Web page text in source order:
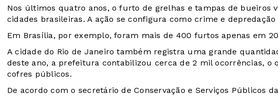
Nos últimos quatro anos, o furto de grelhas e tampas de bueiros
cidades brasileiras. A ação se configura como crime e
Em Brasília, por exemplo, foram mais de 400 furtos apenas em
A cidade do Rio de Janeiro também registra uma grande
deste ano, a prefeitura contabilizou cerca de 2 mil ocorrências, o
cofres públicos.
De acordo com o secretário de Conservação e Serviços Públicos